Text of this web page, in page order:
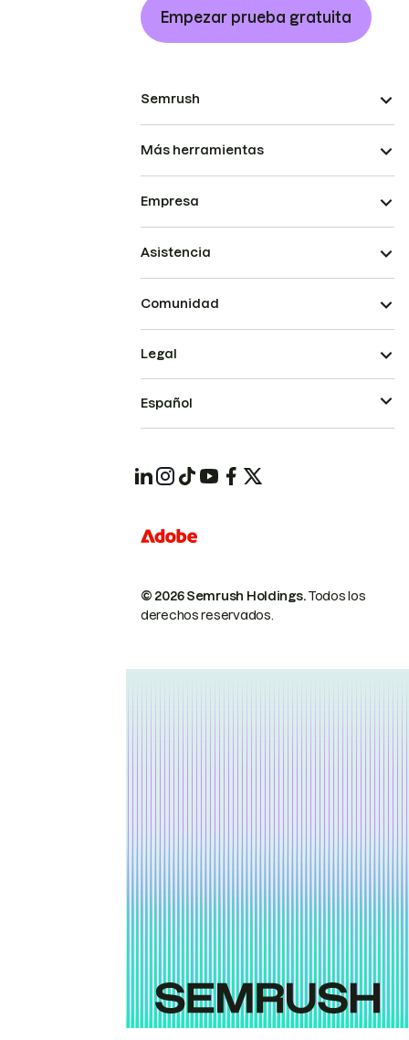
Empezar prueba gratuita
Semrush
Más herramientas
Empresa
Asistencia
Comunidad
© 2026 Semrush Holdings.Todos los
derechos reservados.
Legal
Español